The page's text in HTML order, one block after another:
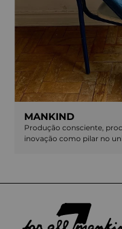
MANKIND
Produção consciente,
inovação como pilar no